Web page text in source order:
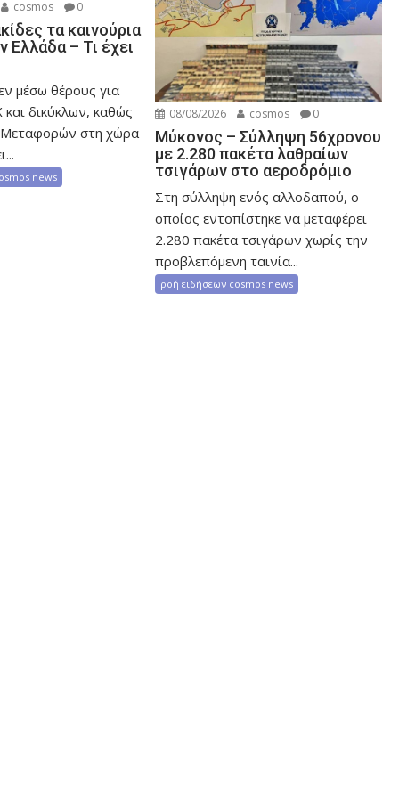
cosmos 0
τα καινούρια
Ελλάδα – Τι έχει
μέσω θέρους για
και δικύκλων, καθώς
Μεταφορών στη χώρα
news
08/08/2026 cosmos 0
Μύκονος – Σύλληψη 56χρονου
με 2.280 πακέτα λαθραίων
τσιγάρων στο αεροδρόμιο
Στη σύλληψη ενός αλλοδαπού, ο
οποίος εντοπίστηκε να μεταφέρει
2.280 πακέτα τσιγάρων χωρίς την
προβλεπόμενη ταινία...
ροή ειδήσεων cosmos news